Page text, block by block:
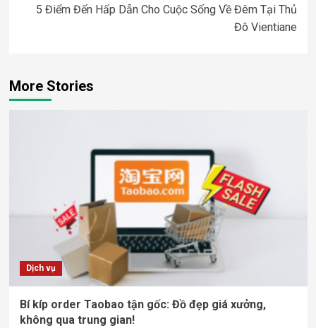
5 Điểm Đến Hấp Dẫn Cho Cuộc Sống Về Đêm Tại Thủ
Đô Vientiane
More Stories
Dịch vụ
Bí kíp order Taobao tận gốc: Đồ đẹp giá xưởng,
không qua trung gian!